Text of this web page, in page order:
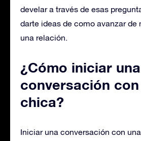
develar a través de esas
darte ideas de como avanzar de
una relación.
¿Cómo iniciar una
conversación con
chica?
Iniciar una conversación con